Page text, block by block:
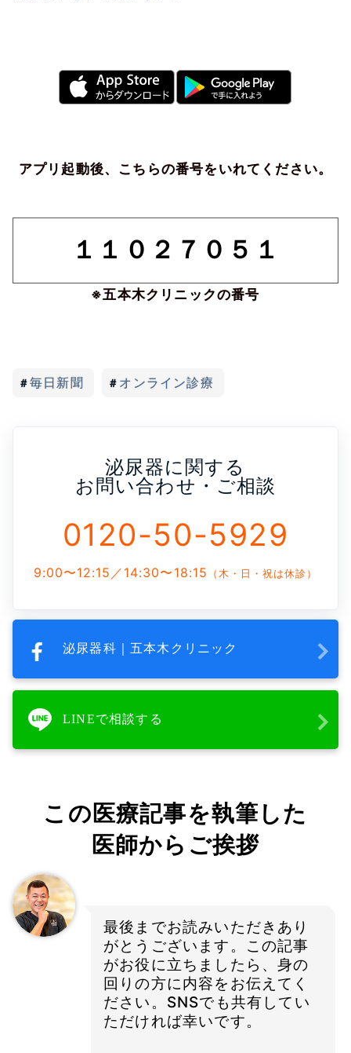
アプリ起動後、こちらの番号をいれてください。
１１０２７０５１
※五本木クリニックの番号
毎日新聞 オンライン診療
泌尿器に関する
お問い合わせ・ご相談
0120-50-5929
9:00〜12:15／14:30〜18:15 （木・日・祝は休診）
泌尿器科｜五本木クリニック
LINEで相談する
この医療記事を執筆した
医師からご挨拶
最後までお読みいただきあり
がとうございます。この記事
がお役に立ちましたら、身の
回りの方に内容をお伝えてく
ださい。SNSでも共有してい
ただければ幸いです。